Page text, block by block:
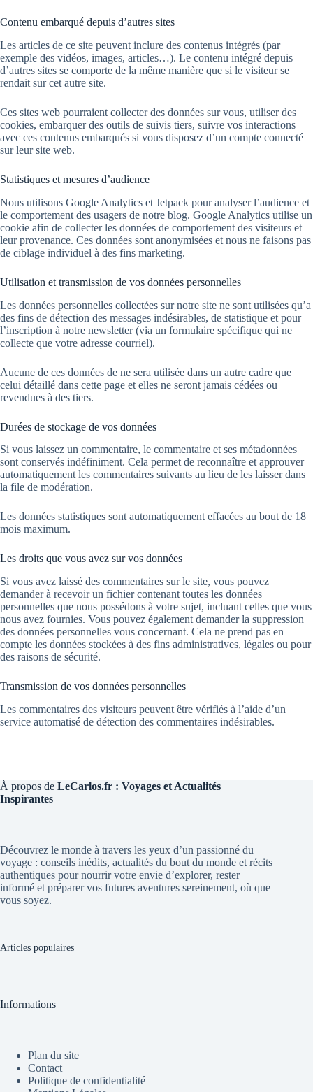
Contenu embarqué depuis d’autres sites
Les articles de ce site peuvent inclure des contenus intégrés (par
exemple des vidéos, images, articles…). Le contenu intégré depuis
d’autres sites se comporte de la même manière que si le visiteur se
rendait sur cet autre site.
Ces sites web pourraient collecter des données sur vous, utiliser des
cookies, embarquer des outils de suivis tiers, suivre vos interactions
avec ces contenus embarqués si vous disposez d’un compte connecté
sur leur site web.
Statistiques et mesures d’audience
Nous utilisons Google Analytics et Jetpack pour analyser l’audience et
le comportement des usagers de notre blog. Google Analytics utilise un
cookie afin de collecter les données de comportement des visiteurs et
leur provenance. Ces données sont anonymisées et nous ne faisons pas
de ciblage individuel à des fins marketing.
Utilisation et transmission de vos données personnelles
Les données personnelles collectées sur notre site ne sont utilisées qu’a
des fins de détection des messages indésirables, de statistique et pour
l’inscription à notre newsletter (via un formulaire spécifique qui ne
collecte que votre adresse courriel).
Aucune de ces données de ne sera utilisée dans un autre cadre que
celui détaillé dans cette page et elles ne seront jamais cédées ou
revendues à des tiers.
Durées de stockage de vos données
Si vous laissez un commentaire, le commentaire et ses métadonnées
sont conservés indéfiniment. Cela permet de reconnaître et approuver
automatiquement les commentaires suivants au lieu de les laisser dans
la file de modération.
Les données statistiques sont automatiquement effacées au bout de 18
mois maximum.
Les droits que vous avez sur vos données
Si vous avez laissé des commentaires sur le site, vous pouvez
demander à recevoir un fichier contenant toutes les données
personnelles que nous possédons à votre sujet, incluant celles que vous
nous avez fournies. Vous pouvez également demander la suppression
des données personnelles vous concernant. Cela ne prend pas en
compte les données stockées à des fins administratives, légales ou pour
des raisons de sécurité.
Transmission de vos données personnelles
Les commentaires des visiteurs peuvent être vérifiés à l’aide d’un
service automatisé de détection des commentaires indésirables.
À propos de LeCarlos.fr : Voyages et Actualités
Inspirantes
Découvrez le monde à travers les yeux d’un passionné du
voyage : conseils inédits, actualités du bout du monde et récits
authentiques pour nourrir votre envie d’explorer, rester
informé et préparer vos futures aventures sereinement, où que
vous soyez.
Articles populaires
Informations
Plan du site
Contact
Politique de confidentialité